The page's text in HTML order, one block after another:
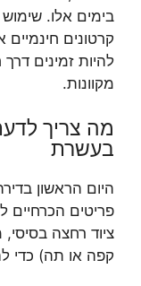
בימים אלו.
קרטונים חינמיים
להיות זמינים
מקוונות.
מה צריך
בעשרת
היום הראשון
פריטים הכרחיים
ציוד רחצה
קפה או תה) כדי